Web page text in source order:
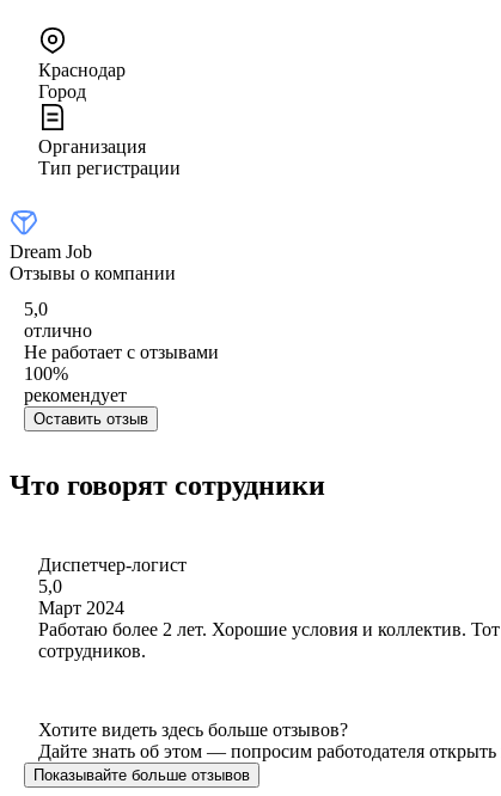
Краснодар
Город
Организация
Тип регистрации
Dream Job
Отзывы о компании
5,0
отлично
Не работает с отзывами
100%
рекомендует
Оставить отзыв
Что говорят сотрудники
Диспетчер-логист
5,0
Март 2024
Работаю более 2 лет. Хорошие условия и коллектив.
сотрудников.
Хотите видеть здесь больше отзывов?
Дайте знать об этом — попросим работодателя открыть
Показывайте больше отзывов